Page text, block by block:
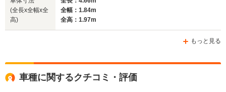
WLTCモード
燃費
-m
- -
(全長x全幅x全
高)
全幅：1.84m
全高：1.97m
もっと見る
車種に関するクチコミ・評価